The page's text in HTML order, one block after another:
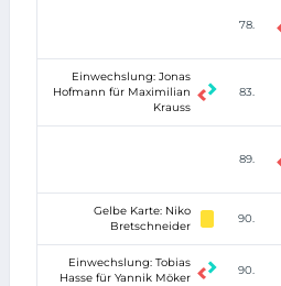
78.
Einwechslung: Jonas
Hofmann für Maximilian
Krauss
83.
89.
Gelbe Karte: Niko
Bretschneider
90.
Einwechslung: Tobias
Hasse für Yannik Möker
90.